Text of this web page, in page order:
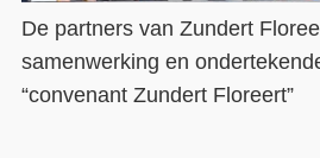
De partners van Zundert
samenwerking en
“convenant Zundert Floreert”